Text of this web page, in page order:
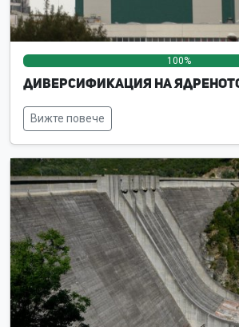
100%
Диверсификация на
Вижте повече